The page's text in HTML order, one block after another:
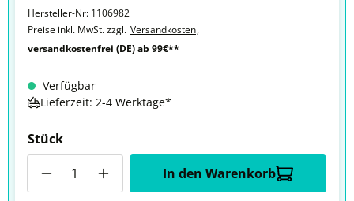
Hersteller-Nr: 1106982
Preise inkl. MwSt. zzgl. Versandkosten,
versandkostenfrei (DE) ab 99€**
Verfügbar
Lieferzeit: 2-4 Werktage*
Stück
In den Warenkorb